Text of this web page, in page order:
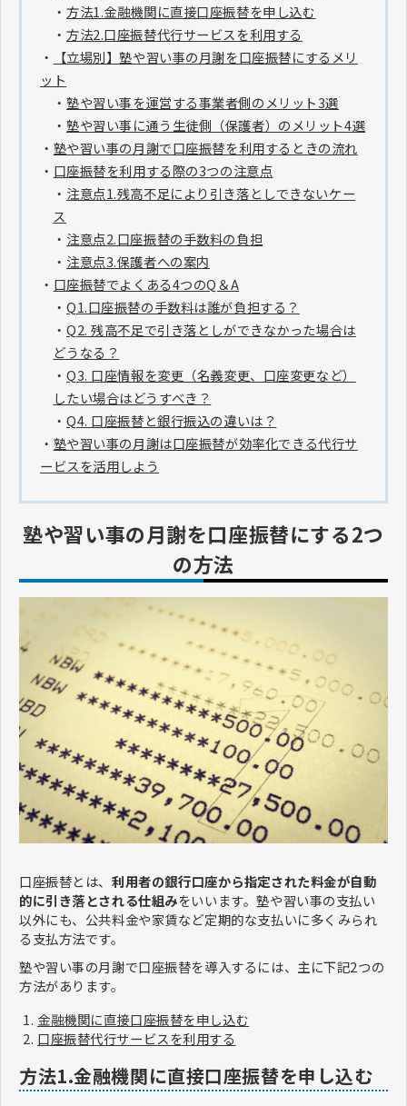
・ 方法1.金融機関に直接口座振替を申し込む
・ 方法2.口座振替代行サービスを利用する
・
【立場別】塾や習い事の月謝を口座振替にするメリ
ット
・ 塾や習い事を運営する事業者側のメリット3選
・ 塾や習い事に通う生徒側（保護者）のメリット4選
・ 塾や習い事の月謝で口座振替を利用するときの流れ
・ 口座振替を利用する際の3つの注意点
・ 注意点1.残高不足により引き落としできないケー
ス
・ 注意点2.口座振替の手数料の負担
・ 注意点3.保護者への案内
・ 口座振替でよくある4つのQ＆A
・ Q1.口座振替の手数料は誰が負担する？
・ Q2. 残高不足で引き落としができなかった場合は
どうなる？
・ Q3. 口座情報を変更（名義変更、口座変更など）
したい場合はどうすべき？
・ Q4. 口座振替と銀行振込の違いは？
・ 塾や習い事の月謝は口座振替が効率化できる代行サ
ービスを活用しよう
塾や習い事の月謝を口座振替にする2つ
の方法
口座振替とは、利用者の銀行口座から指定された料金が自動
的に引き落とされる仕組みをいいます。塾や習い事の支払い
以外にも、公共料金や家賃など定期的な支払いに多くみられ
る支払方法です。
塾や習い事の月謝で口座振替を導入するには、主に下記2つの
方法があります。
金融機関に直接口座振替を申し込む
口座振替代行サービスを利用する
方法1.金融機関に直接口座振替を申し込む